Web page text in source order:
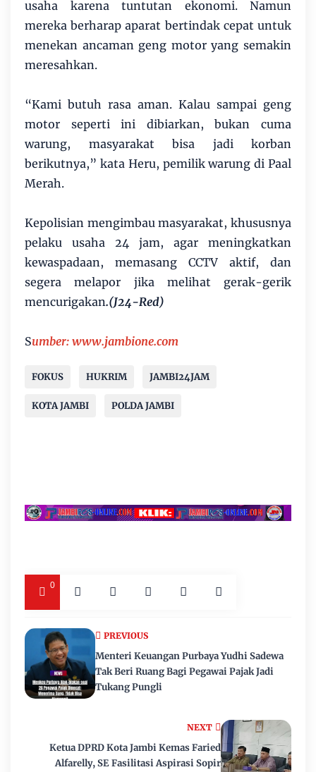
usaha karena tuntutan ekonomi. Namun
mereka berharap aparat bertindak cepat untuk
menekan ancaman geng motor yang semakin
meresahkan.
“Kami butuh rasa aman. Kalau sampai geng
motor seperti ini dibiarkan, bukan cuma
warung, masyarakat bisa jadi korban
berikutnya,” kata Heru, pemilik warung di Paal
Merah.
Kepolisian mengimbau masyarakat, khususnya
pelaku usaha 24 jam, agar meningkatkan
kewaspadaan, memasang CCTV aktif, dan
segera melapor jika melihat gerak-gerik
mencurigakan.(J24-Red)
Sumber: www.jambione.com
FOKUS HUKRIM JAMBI24JAM
KOTA JAMBI POLDA JAMBI
0
NEXT
Ketua DPRD Kota Jambi Kemas Faried
Alfarelly, SE Fasilitasi Aspirasi Sopir
PREVIOUS
Menteri Keuangan Purbaya Yudhi Sadewa
Tak Beri Ruang Bagi Pegawai Pajak Jadi
Tukang Pungli